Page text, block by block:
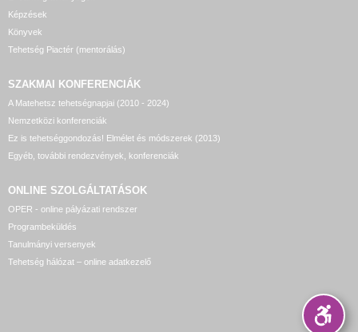
Képzések
Könyvek
Tehetség Piactér (mentorálás)
SZAKMAI KONFERENCIÁK
A Matehetsz tehetségnapjai (2010 - 2024)
Nemzetközi konferenciák
Ez is tehetséggondozás! Elmélet és módszerek (2013)
Egyéb, további rendezvények, konferenciák
ONLINE SZOLGÁLTATÁSOK
OPER - online pályázati rendszer
Programbeküldés
Tanulmányi versenyek
Tehetség hálózat – online adatkezelő